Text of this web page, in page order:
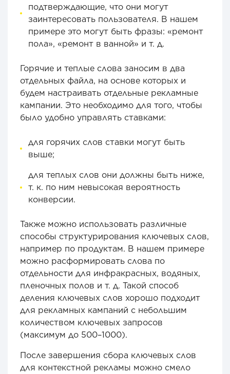
подтверждающие, что они могут
заинтересовать пользователя. В нашем
примере это могут быть фразы: «ремонт
пола», «ремонт в ванной» и т. д.
Горячие и теплые слова заносим в два
отдельных файла, на основе которых и
будем настраивать отдельные рекламные
кампании. Это необходимо для того, чтобы
было удобно управлять ставками:
для горячих слов ставки могут быть
выше;
для теплых слов они должны быть ниже,
т. к. по ним невысокая вероятность
конверсии.
Также можно использовать различные
способы структурирования ключевых слов,
например по продуктам. В нашем примере
можно расформировать слова по
отдельности для инфракрасных, водяных,
пленочных полов и т. д. Такой способ
деления ключевых слов хорошо подходит
для рекламных кампаний с небольшим
количеством ключевых запросов
(максимум до 500–1000).
После завершения сбора ключевых слов
для контекстной рекламы можно смело